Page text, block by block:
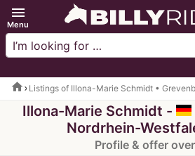
menu
Menu
home Listings of Illona-Marie Schmidt •
Illona-Marie Schmidt -
Nordrhein-
Profile & offer